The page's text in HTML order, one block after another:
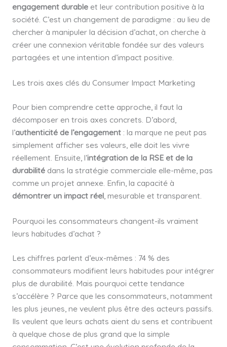
engagement durableet leur contribution positive à la
société. C’est un changement de paradigme : au lieu de
chercher à manipuler la décision d’achat, on cherche à
créer une connexion véritable fondée sur des valeurs
partagées et une intention d’impact positive.
Les trois axes clés du Consumer Impact Marketing
Pour bien comprendre cette approche, il faut la
décomposer en trois axes concrets. D’abord,
l’authenticité de l’engagement: la marque ne peut pas
simplement afficher ses valeurs, elle doit les vivre
réellement. Ensuite, l’intégration de la RSE et de la
durabilitédans la stratégie commerciale elle-même, pas
comme un projet annexe. Enfin, la capacité à
démontrer un impact réel, mesurable et transparent.
Pourquoi les consommateurs changent-ils vraiment
leurs habitudes d’achat ?
Les chiffres parlent d’eux-mêmes : 74 % des
consommateurs modifient leurs habitudes pour intégrer
plus de durabilité. Mais pourquoi cette tendance
s’accélère ? Parce que les consommateurs, notamment
les plus jeunes, ne veulent plus être des acteurs passifs.
Ils veulent que leurs achats aient du sens et contribuent
à quelque chose de plus grand que la simple